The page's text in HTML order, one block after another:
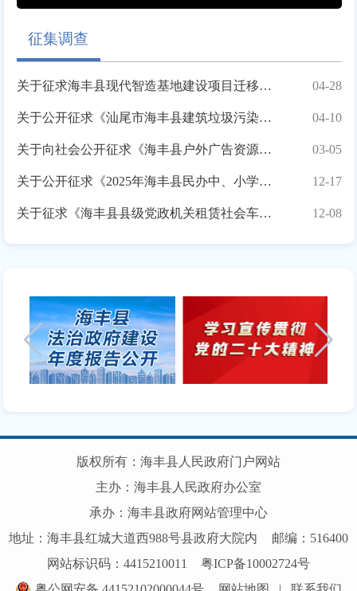
缪惠文
征集调查
关于征求海丰县现代智造基地建设项目迁移城市树木事项公众意见的通知 04-28
关于公开征求《汕尾市海丰县建筑垃圾污染环境防治工作规划（2026... 04-10
关于向社会公开征求《海丰县户外广告资源有偿使用收入征收管理办法（... 03-05
关于公开征求《2025年海丰县民办中、小学校学费及住宿费收费标准... 12-17
关于征求《海丰县县级党政机关租赁社会车辆管理办法（征求意见稿）》... 12-08
版权所有：海丰县人民政府门户网站
主办：海丰县人民政府办公室
承办：海丰县政府网站管理中心
地址：海丰县红城大道西988号县政府大院内
邮编：516400
网站标识码：4415210011
粤ICP备10002724号